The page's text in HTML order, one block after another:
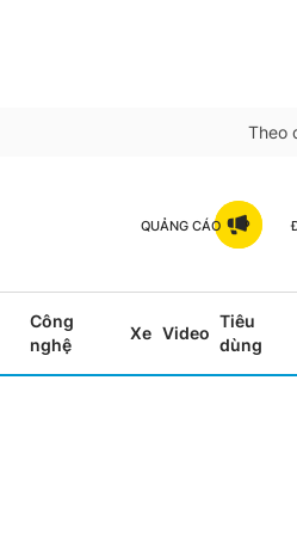
Theo
QUẢNG CÁO
Công
nghệ
Xe Video
Tiêu
dùng